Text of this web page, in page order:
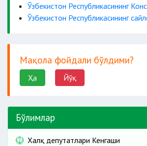
Ўзбекистон Республикасининг
Ўзбекистон Республикасининг
Мақола фойдали бўлдими?
Ҳа Йўқ
Бўлимлар
Халқ депутатлари Кенгаши